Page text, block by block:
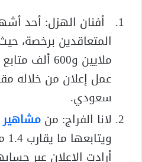
أفنان الهزل: أحد
ملايين و600
سعودي.
لانا الفراج: منمشاهير